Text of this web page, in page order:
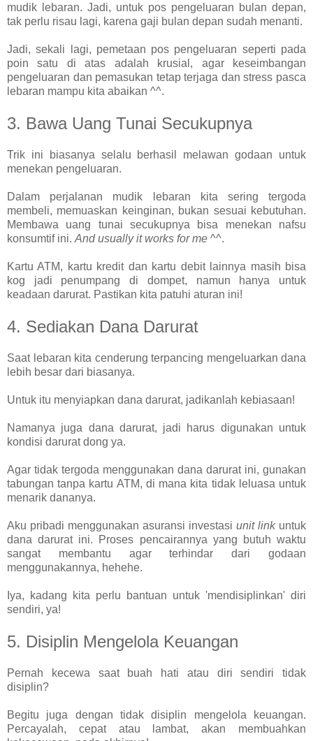
mudik lebaran. Jadi, untuk pos pengeluaran bulan depan,
tak perlu risau lagi, karena gaji bulan depan sudah menanti.
Jadi, sekali lagi, pemetaan pos pengeluaran seperti pada
poin satu di atas adalah krusial, agar keseimbangan
pengeluaran dan pemasukan tetap terjaga dan stress pasca
lebaran mampu kita abaikan ^^.
3. Bawa Uang Tunai Secukupnya
Trik ini biasanya selalu berhasil melawan godaan untuk
menekan pengeluaran.
Dalam perjalanan mudik lebaran kita sering tergoda
membeli, memuaskan keinginan, bukan sesuai kebutuhan.
Membawa uang tunai secukupnya bisa menekan nafsu
konsumtif ini. And usually it works for me ^^.
Kartu ATM, kartu kredit dan kartu debit lainnya masih bisa
kog jadi penumpang di dompet, namun hanya untuk
keadaan darurat. Pastikan kita patuhi aturan ini!
4. Sediakan Dana Darurat
Saat lebaran kita cenderung terpancing mengeluarkan dana
lebih besar dari biasanya.
Untuk itu menyiapkan dana darurat, jadikanlah kebiasaan!
Namanya juga dana darurat, jadi harus digunakan untuk
kondisi darurat dong ya.
Agar tidak tergoda menggunakan dana darurat ini, gunakan
tabungan tanpa kartu ATM, di mana kita tidak leluasa untuk
menarik dananya.
Aku pribadi menggunakan asuransi investasi unit linkuntuk
dana darurat ini. Proses pencairannya yang butuh waktu
sangat membantu agar terhindar dari godaan
menggunakannya, hehehe.
Iya, kadang kita perlu bantuan untuk 'mendisiplinkan' diri
sendiri, ya!
5. Disiplin Mengelola Keuangan
Pernah kecewa saat buah hati atau diri sendiri tidak
disiplin?
Begitu juga dengan tidak disiplin mengelola keuangan.
Percayalah, cepat atau lambat, akan membuahkan